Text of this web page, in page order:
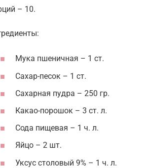
– 10.
Мука пшеничная – 1 ст.
Сахар-песок – 1 ст.
Сахарная пудра – 250 гр.
Какао-порошок – 3 ст. л.
Сода пищевая – 1 ч. л.
Яйцо – 2 шт.
Уксус столовый 9% – 1 ч. л.